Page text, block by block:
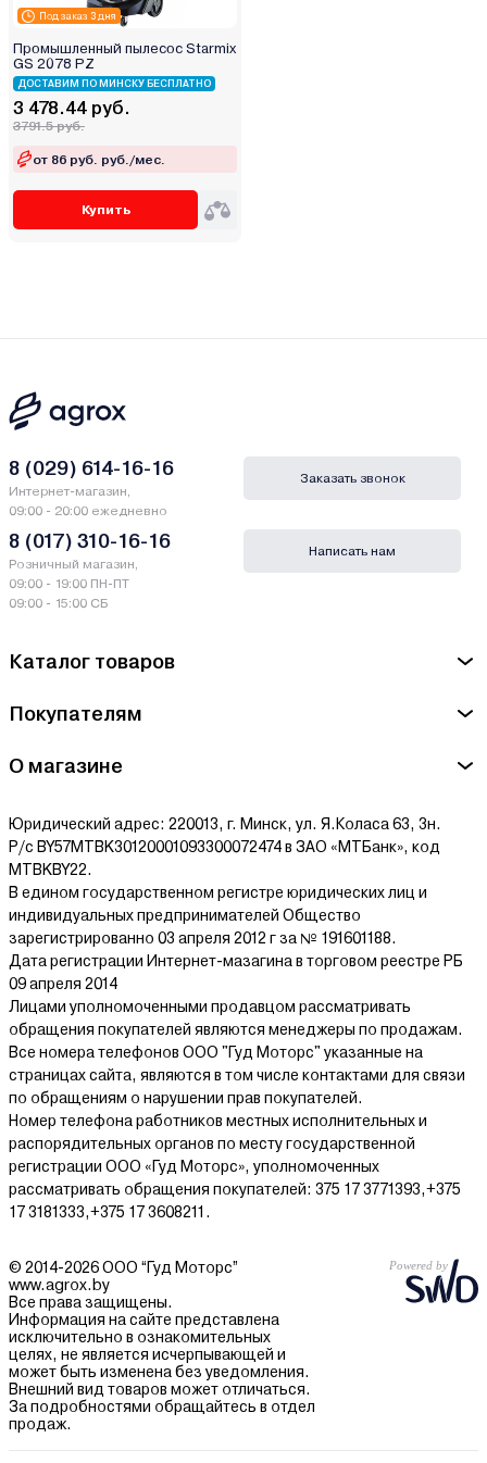
Под заказ 3 дня
Промышленный пылесос Starmix
GS 2078 PZ
ДОСТАВИМ ПО МИНСКУ БЕСПЛАТНО
3 478.44 руб.
3791.5 руб.
от 86 руб. руб./мес.
Купить
Каталог товаров
Покупателям
О магазине
Юридический адрес: 220013, г. Минск, ул. Я.Коласа 63, 3н.
Р/с BY57MTBK30120001093300072474 в ЗАО «МТБанк», код
MTBKBY22.
В едином государственном регистре юридических лиц и
индивидуальных предпринимателей Общество
зарегистрированно 03 апреля 2012 г за № 191601188.
Дата регистрации Интернет-мазагина в торговом реестре РБ
09 апреля 2014
Лицами уполномоченными продавцом рассматривать
обращения покупателей являются менеджеры по продажам.
Все номера телефонов ООО "Гуд Моторс" указанные на
страницах сайта, являются в том числе контактами для связи
по обращениям о нарушении прав покупателей.
Номер телефона работников местных исполнительных и
распорядительных органов по месту государственной
регистрации ООО «Гуд Моторс», уполномоченных
рассматривать обращения покупателей: 375 17 3771393,+375
17 3181333,+375 17 3608211.
8 (029) 614-16-16
Интернет-магазин,
09:00 - 20:00 ежедневно
8 (017) 310-16-16
Розничный магазин,
09:00 - 19:00 ПН-ПТ
09:00 - 15:00 СБ
Заказать звонок
Написать нам
© 2014-2026 ООО “Гуд Моторс”
www.agrox.by
Все права защищены.
Информация на сайте представлена
исключительно в ознакомительных
целях, не является исчерпывающей и
может быть изменена без уведомления.
Внешний вид товаров может отличаться.
За подробностями обращайтесь в отдел
продаж.